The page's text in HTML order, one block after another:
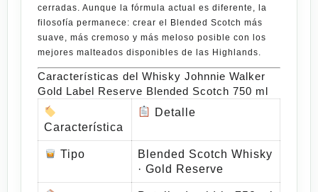
cerradas. Aunque la fórmula actual es diferente, la
filosofía permanece: crear el Blended Scotch más
suave, más cremoso y más meloso posible con los
mejores malteados disponibles de las Highlands.
Características del Whisky Johnnie Walker
Gold Label Reserve Blended Scotch 750 ml
Característica
Detalle
Tipo
Blended Scotch Whisky
· Gold Reserve